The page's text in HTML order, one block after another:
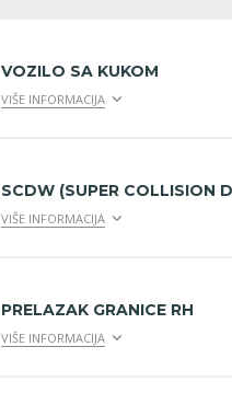
VOZILO SA KUKOM
VIŠE INFORMACIJA
SCDW (SUPER COLLISION
VIŠE INFORMACIJA
PRELAZAK GRANICE RH
VIŠE INFORMACIJA